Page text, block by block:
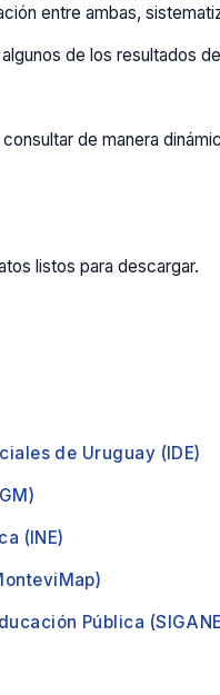
entre ambas,
de los resultados
de manera
listos para descargar.
de Uruguay (IDE)
(INE)
Pública